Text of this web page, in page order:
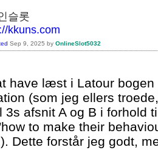
슬롯
kkuns.com
Sep 9, 2025 by OnlineSlot5032
have læst i Latour
(som jeg ellers
3s afsnit A og B i forhold
to make their
Dette forstår jeg godt,